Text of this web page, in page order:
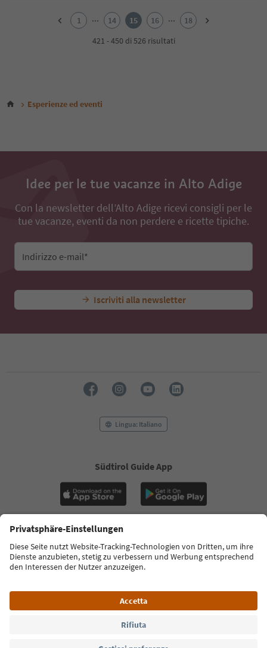
9
10
1 ... 14 15 16 ...
18
421 - 450 di 526 risultati
Esperienze ed eventi
Idee per le tue vacanze in Alto Adige
Con la newsletter dell’Alto Adige ricevi consigli per le
tue vacanze, eventi da non perdere e ricette tipiche.
Indirizzo e-mail*
Iscriviti alla newsletter
Lingua: Italiano
Südtirol Guide App
FAQ Contatti Press MICE
Privacy Policy
Termini e condizioni
Crediti
Cookie Policy
Alto Adige B2B